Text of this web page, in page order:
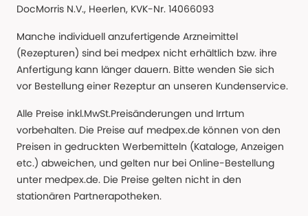
DocMorris N.V., Heerlen, KVK-Nr. 14066093
Manche individuell anzufertigende Arzneimittel
(Rezepturen) sind bei medpex nicht erhältlich bzw. ihre
Anfertigung kann länger dauern. Bitte wenden Sie sich
vor Bestellung einer Rezeptur an unseren Kundenservice.
Alle Preise inkl.MwSt.Preisänderungen und Irrtum
vorbehalten. Die Preise auf medpex.de können von den
Preisen in gedruckten Werbemitteln (Kataloge, Anzeigen
etc.) abweichen, und gelten nur bei Online-Bestellung
unter medpex.de. Die Preise gelten nicht in den
stationären Partnerapotheken.